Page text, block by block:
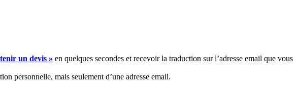
un devis » en quelques secondes et recevoir la traduction sur l’adresse email que vous
personnelle, mais seulement d’une adresse email.